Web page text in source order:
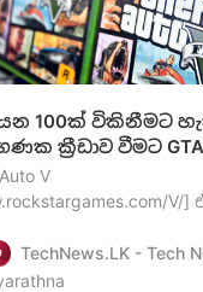
100ක් විකිනීමට
ක්‍රීඩාව වීමට
V
මාලාවේ දැනට
Gaming ගැන
TechNews.LK -